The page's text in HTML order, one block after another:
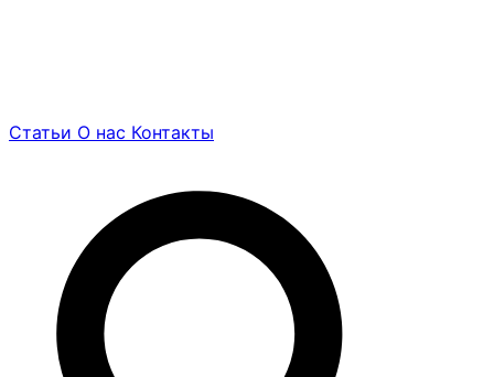
Статьи О нас Контакты